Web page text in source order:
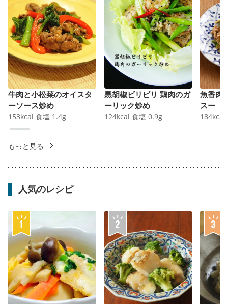
牛肉と小松菜のオイスタ
ーソース炒め
153kcal 食塩 1.4g
黒胡椒ビリビリ 鶏肉のガ
ーリック炒め
124kcal 食塩 0.9g
魚香肉
スー
184kcal
もっと見る
人気のレシピ